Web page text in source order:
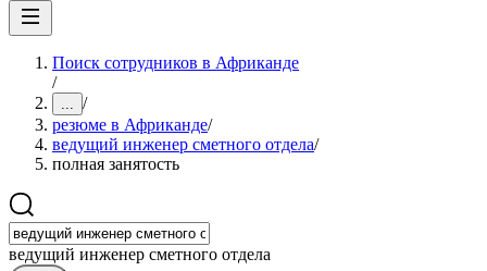
Поиск сотрудников в Африканде
/
... /
резюме в Африканде/
ведущий инженер сметного отдела/
полная занятость
ведущий инженер сметного отдела